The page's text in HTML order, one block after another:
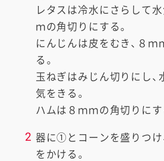
レタスは冷水にさらして水
ｍの角切りにする。
にんじんは皮をむき、８ｍ
る。
玉ねぎはみじん切りにし、
気をきる。
ハムは８ｍｍの角切りにす
2 器に①とコーンを盛りつけ
をかける。